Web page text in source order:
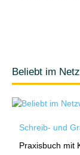
Beliebt im
Schreib- und
Praxisbuch mit